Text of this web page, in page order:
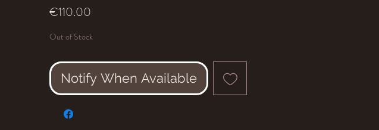
€110.00
Out of Stock
Notify When Available